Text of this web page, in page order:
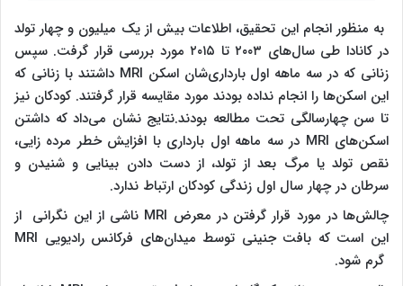
به منظور انجام این تحقیق، اطلاعات بیش از یک میلیون و چهار تولد
در کانادا طی سال‌های ۲۰۰۳ تا ۲۰۱۵ مورد بررسی قرار گرفت. سپس
زنانی که در سه ماهه اول بارداری‌شان اسکن MRI داشتند با زنانی که
این اسکن‌ها را انجام نداده بودند مورد مقایسه قرار گرفتند. کودکان نیز
تا سن چهارسالگی تحت مطالعه بودند.نتایج نشان می‌داد که داشتن
اسکن‌های MRI در سه ماهه اول بارداری با افزایش خطر مرده زایی،
نقص تولد یا مرگ بعد از تولد، از دست دادن بینایی و شنیدن و
سرطان در چهار سال اول زندگی کودکان ارتباط ندارد.
چالش‌ها در مورد قرار گرفتن در معرض MRI ناشی از این نگرانی از
این است که بافت جنینی توسط میدان‌های فرکانس رادیویی MRI
گرم شود.